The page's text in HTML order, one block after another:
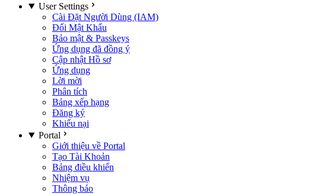
User Settings
Cài Đặt Người Dùng (IAM)
Đổi Mật Khẩu
Bảo mật & Passkeys
Ứng dụng đã đồng ý
Cập nhật Hồ sơ
Ứng dụng
Lời mời
Phân tích
Bảng xếp hạng
Đăng ký
Khiếu nại
Portal
Giới thiệu về Portal
Tạo Tài Khoản
Bảng điều khiển
Nhiệm vụ
Thông báo